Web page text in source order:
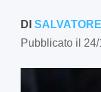
DI
Pubblicato il